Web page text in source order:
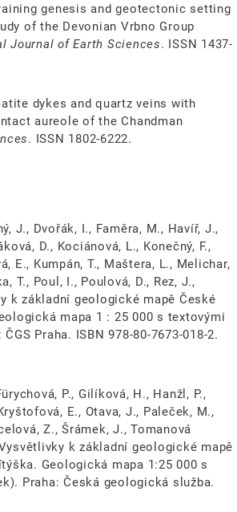
genesis and geotectonic setting
of the Devonian Vrbno Group
Journal of Earth Sciences. ISSN 1437-
dykes and quartz veins with
aureole of the Chandman
. ISSN 1802-6222.
J., Dvořák, I., Faměra, M., Havíř, J.,
D., Kociánová, L., Konečný, F.,
E., Kumpán, T., Maštera, L., Melichar,
T., Poul, I., Poulová, D., Rez, J.,
k základní geologické mapě České
mapa 1 : 25 000 s textovými
Praha. ISBN 978-80-7673-018-2.
P., Gilíková, H., Hanžl, P.,
E., Otava, J., Paleček, M.,
Z., Šrámek, J., Tomanová
k základní geologické mapě
Geologická mapa 1:25 000 s
Praha: Česká geologická služba.